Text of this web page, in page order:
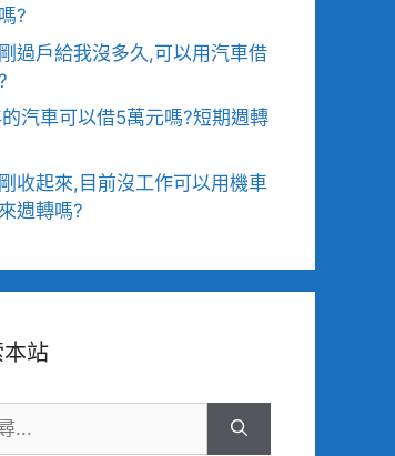
?
過戶給我沒多久,可以用汽車借
汽車可以借5萬元嗎?短期週轉
收起來,目前沒工作可以用機車
週轉嗎?
站